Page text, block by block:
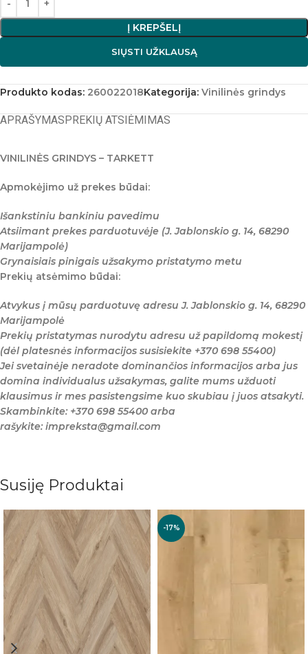
Į KREPŠELĮ
SIŲSTI UŽKLAUSĄ
Produkto kodas: 260022018Kategorija: Vinilinės grindys
APRAŠYMASPREKIŲ ATSIĖMIMAS
VINILINĖS GRINDYS – TARKETT
Apmokėjimo už prekes būdai:
Išankstiniu bankiniu pavedimu
Atsiimant prekes parduotuvėje (J. Jablonskio g. 14, 68290
Marijampolė)
Grynaisiais pinigais užsakymo pristatymo metu
Prekių atsėmimo būdai:
Atvykus į mūsų parduotuvę adresu J. Jablonskio g. 14, 68290
Marijampolė
Prekių pristatymas nurodytu adresu už papildomą mokestį
(dėl platesnės informacijos susisiekite +370 698 55400)
Jei svetainėje neradote dominančios informacijos arba jus
domina individualus užsakymas, galite mums užduoti
klausimus ir mes pasistengsime kuo skubiau į juos atsakyti.
Skambinkite: +370 698 55400 arba
rašykite: impreksta@gmail.com
Susiję Produktai
-17%